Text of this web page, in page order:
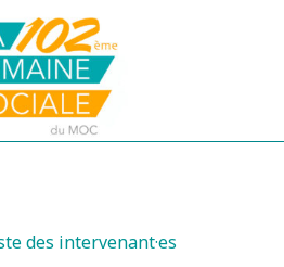
des intervenant·es